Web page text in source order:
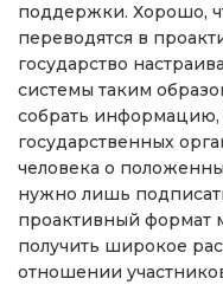
поддержки. Хорошо,
переводятся в
государство
системы таким
собрать
государственных
человека о
нужно лишь
проактивный
получить широкое
отношении